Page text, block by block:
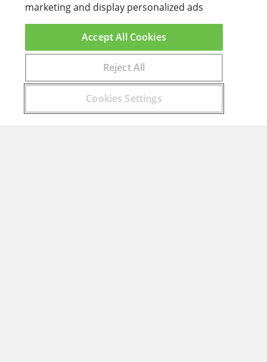
Encuentra aquí el curso que buscas
marketing and display personalized ads
Cookies Settings
Reject All
Accept All Cookies